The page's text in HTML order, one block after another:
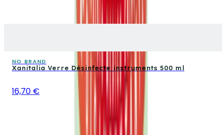
NO BRAND
Xanitalia Verre Désinfecte instruments 500 ml
16,70 €